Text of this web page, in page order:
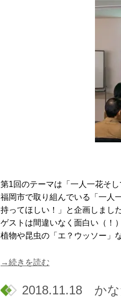
第1回のテーマは「一人一花そし
福岡市で取り組んでいる「一人
持ってほしい！」と企画しました
ゲストは間違いなく面白い（！
植物や昆虫の「エ？ウッソー」
→続きを読む
2018.11.18 かな